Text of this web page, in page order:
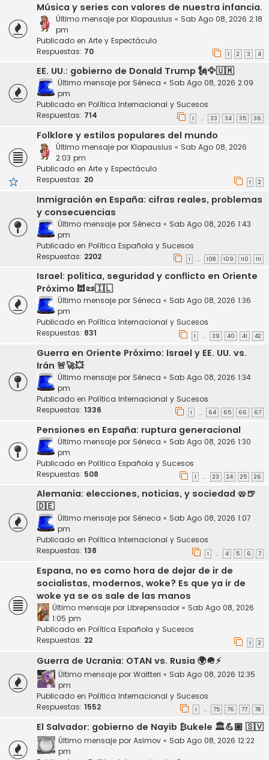
Música y series con valores de nuestra infancia.
Último mensaje por Klapausius « Sab Ago 08, 2026 2:18
pm
Publicado en Arte y Espectáculo
Respuestas: 70 1 2 3 4
EE. UU.: gobierno de Donald Trump 🗽🦅🇺🇲
Último mensaje por Séneca « Sab Ago 08, 2026 2:09
pm
Publicado en Política Internacional y Sucesos
Respuestas: 714 1 … 33 34 35 36
Folklore y estilos populares del mundo
Último mensaje por Klapausius « Sab Ago 08, 2026
2:03 pm
Publicado en Arte y Espectáculo
Respuestas: 20 1 2
Inmigración en España: cifras reales, problemas
y consecuencias
Último mensaje por Séneca « Sab Ago 08, 2026 1:43
pm
Publicado en Política Española y Sucesos
Respuestas: 2202 1 … 108 109 110 111
Israel: política, seguridad y conflicto en Oriente
Próximo 🕍📜🇮🇱
Último mensaje por Séneca « Sab Ago 08, 2026 1:36
pm
Publicado en Política Internacional y Sucesos
Respuestas: 831 1 … 39 40 41 42
Guerra en Oriente Próximo: Israel y EE. UU. vs.
Irán 🚨🚀💥
Último mensaje por Séneca « Sab Ago 08, 2026 1:34
pm
Publicado en Política Internacional y Sucesos
Respuestas: 1336 1 … 64 65 66 67
Pensiones en España: ruptura generacional
Último mensaje por Séneca « Sab Ago 08, 2026 1:30
pm
Publicado en Política Española y Sucesos
Respuestas: 508 1 … 23 24 25 26
Alemania: elecciones, noticias, y sociedad 🥨🍺
🇩🇪
Último mensaje por Séneca « Sab Ago 08, 2026 1:07
pm
Publicado en Política Internacional y Sucesos
Respuestas: 138 1 … 4 5 6 7
Espana, no es como hora de dejar de ir de
socialistas, modernos, woke? Es que ya ir de
woke ya se os sale de las manos
Último mensaje por Librepensador « Sab Ago 08, 2026
1:05 pm
Publicado en Política Española y Sucesos
Respuestas: 22 1 2
Guerra de Ucrania: OTAN vs. Rusia 🌍🪖⚡
Último mensaje por Waltteri « Sab Ago 08, 2026 12:35
pm
Publicado en Política Internacional y Sucesos
Respuestas: 1552 1 … 75 76 77 78
El Salvador: gobierno de Nayib ₿ukele 🏛️💪🏼 🇸🇻
Último mensaje por Asimov « Sab Ago 08, 2026 12:22
pm